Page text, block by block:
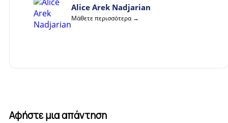
Alice Arek Nadjarian
Μάθετε περισσότερα →
Αφήστε μια απάντηση